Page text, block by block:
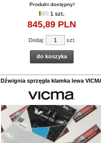
Produkt dostępny!
1 szt.
845,89 PLN
Dodaj: szt.
do koszyka
Dźwignia sprzęgła klamka lewa